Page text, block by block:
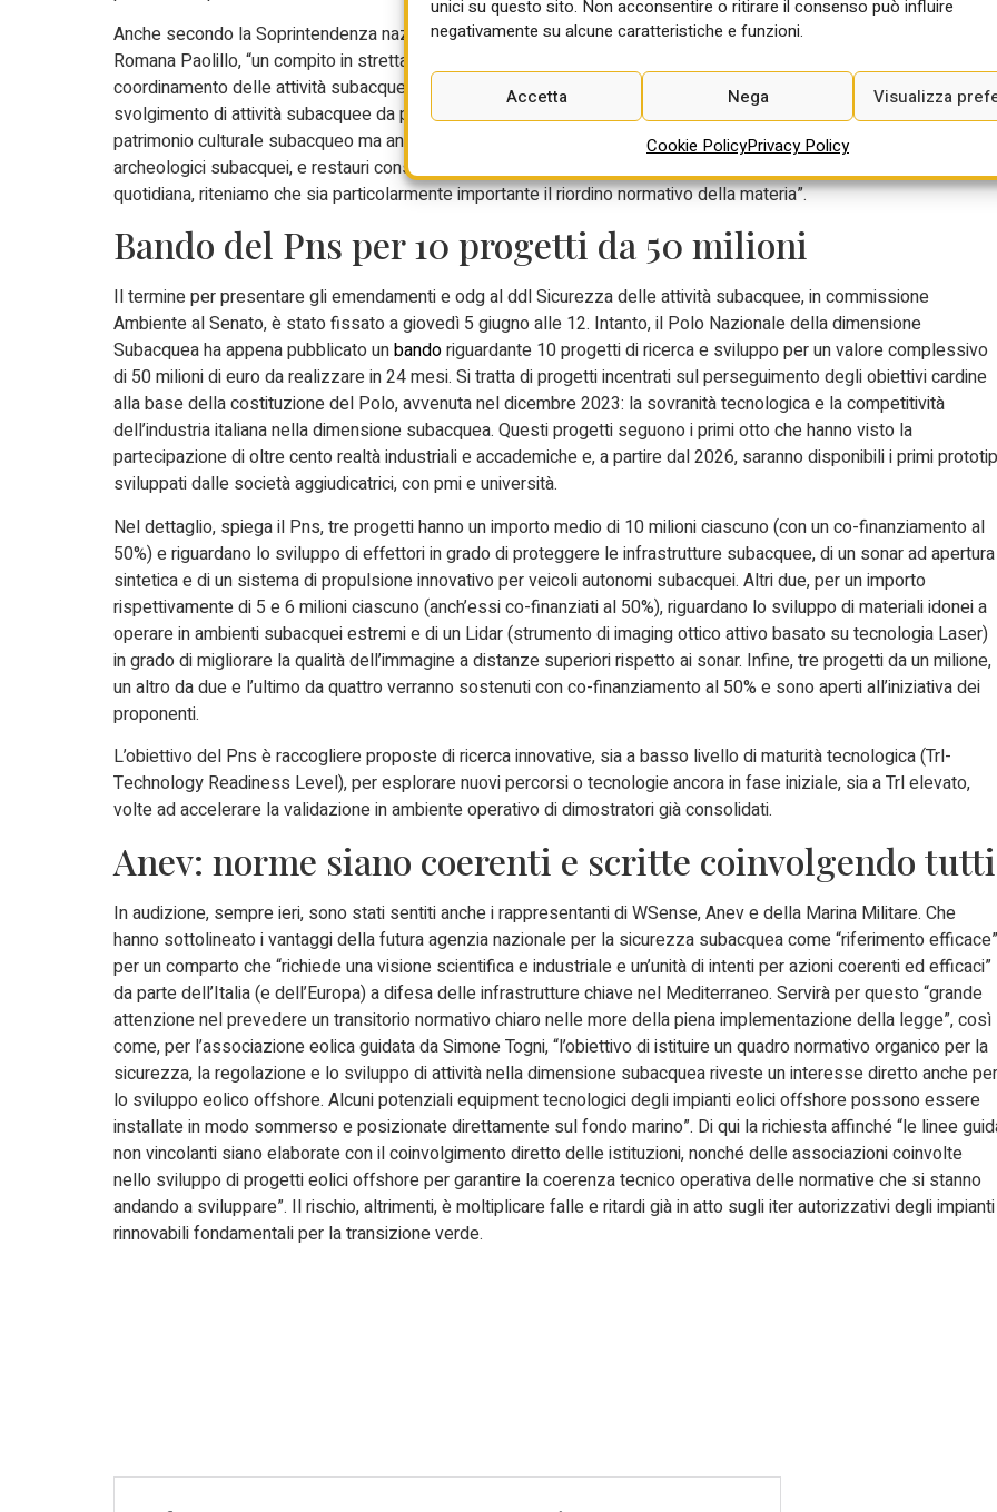
unici su questo sito. Non acconsentire o ritirare il consenso può influire
negativamente su alcune caratteristiche e funzioni.
Accetta Nega Visualizza
Cookie PolicyPrivacy Policy
Anche secondo la Soprintendenza nazionale per il patrimonio culturale subacqueo, per cui è intervenuta Francesca
Romana Paolillo, “un compito in stretta connessione con il dispositivo del ddl, in termini di sicurezza e di
coordinamento delle attività subacquee, riguarda le procedure di sicurezza previste dalla normativa per lo
svolgimento di attività subacquee da parte del personale. In particolare si tratta di sopralluoghi ispettivi su
patrimonio culturale subacqueo ma anche di cantieri nell’ambito di lavori pubblici relativi a indagini e scavi
archeologici subacquei, e restauri conservativi su patrimonio culturale subacqueo. Data la nostra esperienza
quotidiana, riteniamo che sia particolarmente importante il riordino normativo della materia”.
Bando del Pns per 10 progetti da 50 milioni
Il termine per presentare gli emendamenti e odg al ddl Sicurezza delle attività subacquee, in commissione
Ambiente al Senato, è stato fissato a giovedì 5 giugno alle 12. Intanto, il Polo Nazionale della dimensione
Subacquea ha appena pubblicato unbandoriguardante 10 progetti di ricerca e sviluppo per un valore complessivo
di 50 milioni di euro da realizzare in 24 mesi. Si tratta di progetti incentrati sul perseguimento degli obiettivi cardine
alla base della costituzione del Polo, avvenuta nel dicembre 2023: la sovranità tecnologica e la competitività
dell’industria italiana nella dimensione subacquea. Questi progetti seguono i primi otto che hanno visto la
partecipazione di oltre cento realtà industriali e accademiche e, a partire dal 2026, saranno disponibili i primi
sviluppati dalle società aggiudicatrici, con pmi e università.
Nel dettaglio, spiega il Pns, tre progetti hanno un importo medio di 10 milioni ciascuno (con un co-finanziamento al
50%) e riguardano lo sviluppo di effettori in grado di proteggere le infrastrutture subacquee, di un sonar ad apertura
sintetica e di un sistema di propulsione innovativo per veicoli autonomi subacquei. Altri due, per un importo
rispettivamente di 5 e 6 milioni ciascuno (anch’essi co-finanziati al 50%), riguardano lo sviluppo di materiali idonei a
operare in ambienti subacquei estremi e di un Lidar (strumento di imaging ottico attivo basato su tecnologia Laser)
in grado di migliorare la qualità dell’immagine a distanze superiori rispetto ai sonar. Infine, tre progetti da un milione,
un altro da due e l’ultimo da quattro verranno sostenuti con co-finanziamento al 50% e sono aperti all’iniziativa dei
proponenti.
L’obiettivo del Pns è raccogliere proposte di ricerca innovative, sia a basso livello di maturità tecnologica (Trl-
Technology Readiness Level), per esplorare nuovi percorsi o tecnologie ancora in fase iniziale, sia a Trl elevato,
volte ad accelerare la validazione in ambiente operativo di dimostratori già consolidati.
Anev: norme siano coerenti e scritte coinvolgendo tutti
In audizione, sempre ieri, sono stati sentiti anche i rappresentanti di WSense, Anev e della Marina Militare. Che
hanno sottolineato i vantaggi della futura agenzia nazionale per la sicurezza subacquea come “riferimento efficace”
per un comparto che “richiede una visione scientifica e industriale e un’unità di intenti per azioni coerenti ed efficaci”
da parte dell’Italia (e dell’Europa) a difesa delle infrastrutture chiave nel Mediterraneo. Servirà per questo “grande
attenzione nel prevedere un transitorio normativo chiaro nelle more della piena implementazione della legge”, così
come, per l’associazione eolica guidata da Simone Togni, “l’obiettivo di istituire un quadro normativo organico per la
sicurezza, la regolazione e lo sviluppo di attività nella dimensione subacquea riveste un interesse diretto anche per
lo sviluppo eolico offshore. Alcuni potenziali equipment tecnologici degli impianti eolici offshore possono essere
installate in modo sommerso e posizionate direttamente sul fondo marino”. Di qui la richiesta affinché “le linee
non vincolanti siano elaborate con il coinvolgimento diretto delle istituzioni, nonché delle associazioni coinvolte
nello sviluppo di progetti eolici offshore per garantire la coerenza tecnico operativa delle normative che si stanno
andando a sviluppare”. Il rischio, altrimenti, è moltiplicare falle e ritardi già in atto sugli iter autorizzativi degli impianti
rinnovabili fondamentali per la transizione verde.